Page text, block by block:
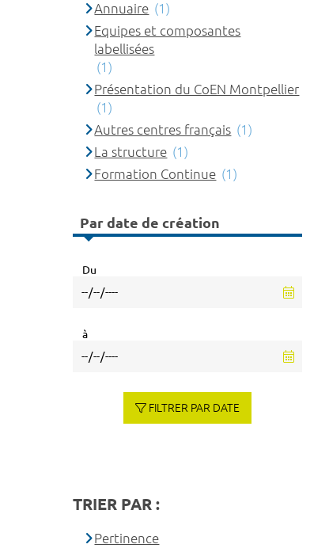
Annuaire (1)
Equipes et composantes
labellisées
(1)
Présentation du CoEN Montpellier
(1)
Autres centres français (1)
La structure (1)
Formation Continue (1)
Par date de création
Du
à
FILTRER PAR DATE
TRIER PAR :
Pertinence